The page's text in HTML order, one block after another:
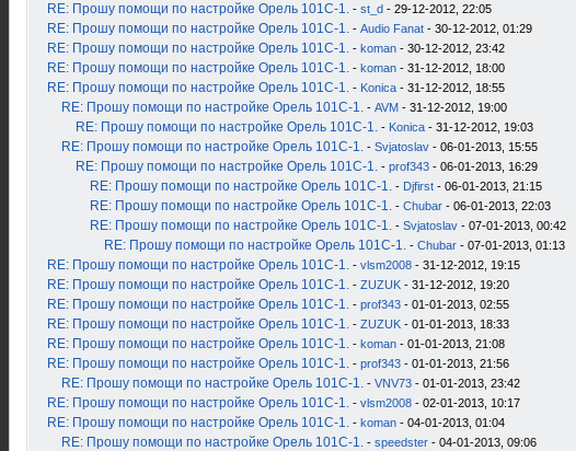
RE: Прошу помощи по настройке Орель 101С-1. - st_d - 29-12-2012, 22:05
RE: Прошу помощи по настройке Орель 101С-1. - Audio Fanat - 30-12-2012, 01:29
RE: Прошу помощи по настройке Орель 101С-1. - koman - 30-12-2012, 23:42
RE: Прошу помощи по настройке Орель 101С-1. - koman - 31-12-2012, 18:00
RE: Прошу помощи по настройке Орель 101С-1. - Konica - 31-12-2012, 18:55
RE: Прошу помощи по настройке Орель 101С-1. - AVM - 31-12-2012, 19:00
RE: Прошу помощи по настройке Орель 101С-1. - Konica - 31-12-2012, 19:03
RE: Прошу помощи по настройке Орель 101С-1. - Svjatoslav - 06-01-2013, 15:55
RE: Прошу помощи по настройке Орель 101С-1. - prof343 - 06-01-2013, 16:29
RE: Прошу помощи по настройке Орель 101С-1. - Djfirst - 06-01-2013, 21:15
RE: Прошу помощи по настройке Орель 101С-1. - Chubar - 06-01-2013, 22:03
RE: Прошу помощи по настройке Орель 101С-1. - Svjatoslav - 07-01-2013, 00:42
RE: Прошу помощи по настройке Орель 101С-1. - Chubar - 07-01-2013, 01:13
RE: Прошу помощи по настройке Орель 101С-1. - vlsm2008 - 31-12-2012, 19:15
RE: Прошу помощи по настройке Орель 101С-1. - ZUZUK - 31-12-2012, 19:20
RE: Прошу помощи по настройке Орель 101С-1. - prof343 - 01-01-2013, 02:55
RE: Прошу помощи по настройке Орель 101С-1. - ZUZUK - 01-01-2013, 18:33
RE: Прошу помощи по настройке Орель 101С-1. - koman - 01-01-2013, 21:08
RE: Прошу помощи по настройке Орель 101С-1. - prof343 - 01-01-2013, 21:56
RE: Прошу помощи по настройке Орель 101С-1. - VNV73 - 01-01-2013, 23:42
RE: Прошу помощи по настройке Орель 101С-1. - vlsm2008 - 02-01-2013, 10:17
RE: Прошу помощи по настройке Орель 101С-1. - koman - 04-01-2013, 01:04
RE: Прошу помощи по настройке Орель 101С-1. - speedster - 04-01-2013, 09:06